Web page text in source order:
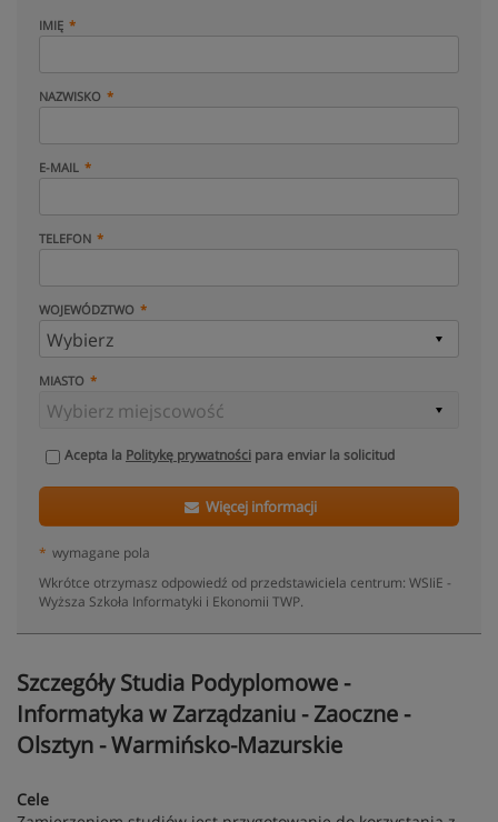
IMIĘ
NAZWISKO
E-MAIL
TELEFON
WOJEWÓDZTWO
MIASTO
Acepta la Politykę prywatności para enviar la solicitud
Więcej informacji
* wymagane pola
Wkrótce otrzymasz odpowiedź od przedstawiciela centrum: WSIiE -
Wyższa Szkoła Informatyki i Ekonomii TWP.
Szczegóły Studia Podyplomowe -
Informatyka w Zarządzaniu - Zaoczne -
Olsztyn - Warmińsko-Mazurskie
Cele